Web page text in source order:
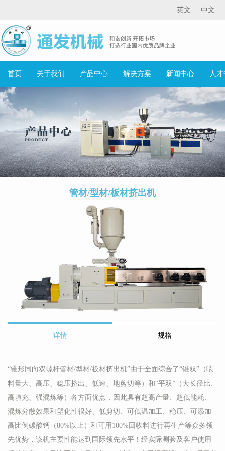
中文
英文
首页 关于我们 产品中心 解决方案 新闻中心 人
管材/型材/板材挤出机
详情 规格
“锥形同向双螺杆管材/型材/板材挤出机”由于全面综合了“锥双”（喂
料量大、高压、稳压挤出、低速、地剪切等）和“平双”（大长径比、
高填充、强混炼等）各方面优点，因此具有超高产量、超低能耗、
混炼分散效果和塑化性很好、低剪切、可低温加工、稳压、可添加
高比例碳酸钙（80%以上）和可用100%回收料进行再生产等众多领
先优势，该机主要性能达到国际领先水平！经实际测验及客户使用